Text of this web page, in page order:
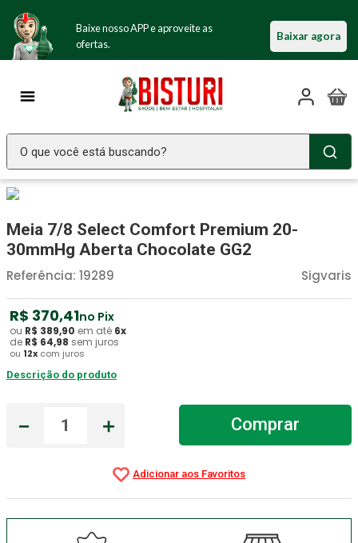
Baixe nosso APP e aproveite as
ofertas.
Baixar agora
O que você está buscando?
Meia 7/8 Select Comfort Premium 20-
30mmHg Aberta Chocolate GG2
Sigvaris
Referência: 19289
R$ 370,41no Pix
ou R$ 389,90 em até 6x
de R$ 64,98 sem juros
ou 12x com juros
Descrição do produto
＋
－ Comprar
2º Fralda Geriatrica
3º Luva Latex
4º Estetoscopio Littmann
5 º Littmann
6º Absorvente Geriatrico
7º Gaze Esteril